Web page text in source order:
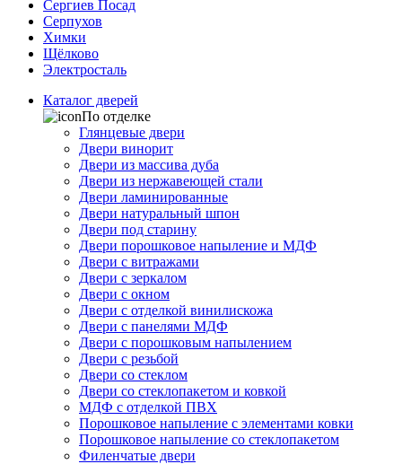
Сергиев Посад
Серпухов
Химки
Щёлково
Электросталь
Каталог дверей
По отделке
Глянцевые двери
Двери винорит
Двери из массива дуба
Двери из нержавеющей стали
Двери ламинированные
Двери натуральный шпон
Двери под старину
Двери порошковое напыление и МДФ
Двери с витражами
Двери с зеркалом
Двери с окном
Двери с отделкой винилискожа
Двери с панелями МДФ
Двери с порошковым напылением
Двери с резьбой
Двери со стеклом
Двери со стеклопакетом и ковкой
МДФ с отделкой ПВХ
Порошковое напыление с элементами ковки
Порошковое напыление со стеклопакетом
Филенчатые двери